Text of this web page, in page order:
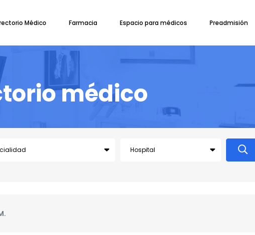
Médico Farmacia Espacio para médicos Preadmisión
médico